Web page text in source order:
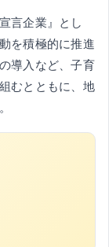
言企業』とし
を積極的に推進
導入など、子育
むとともに、地